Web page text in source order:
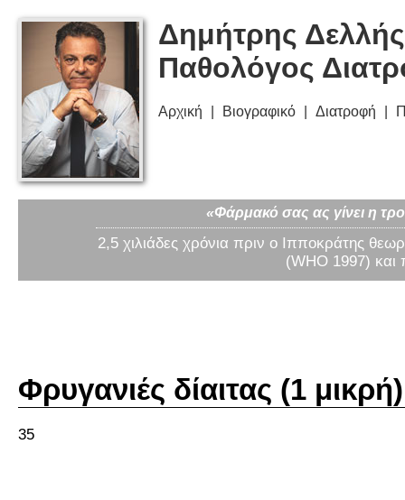
Δημήτρης
Παθολόγος
Αρχική Βιογραφικό Διατροφή
«Φάρμακό σας ας γίνει η
2,5 χιλιάδες χρόνια πριν ο Ιπποκράτης
(WHO 1997) και
Φρυγανιές δίαιτας (1 μικρή)
35